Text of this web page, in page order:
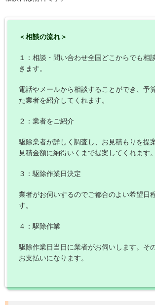
＜相談の流れ＞
１：相談・問い合わせ全国どこからでも相
きます。
電話やメールから相談することができ、予
た業者を紹介してくれます。
２：業者をご紹介
駆除業者が詳しく調査し、お見積もりを提
見積金額に納得いくまで提案してくれます。
３：駆除作業日決定
業者がお伺いするのでご都合のよい希望日
す。
４：駆除作業
駆除作業日当日に業者がお伺いします。そ
お支払いになります。